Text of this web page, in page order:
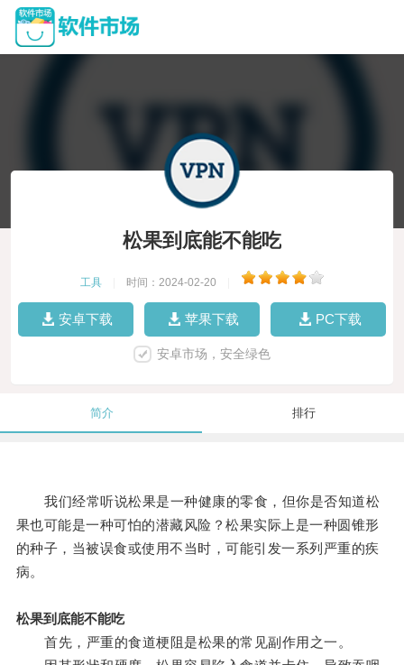
松果到底能不能吃
工具 时间：2024-02-20
安卓下载 苹果下载 PC下载
安卓市场，安全绿色
简介 排行
我们经常听说松果是一种健康的零食，但你是否知道松
果也可能是一种可怕的潜藏风险？松果实际上是一种圆锥形
的种子，当被误食或使用不当时，可能引发一系列严重的疾
病。
松果到底能不能吃
首先，严重的食道梗阻是松果的常见副作用之一。